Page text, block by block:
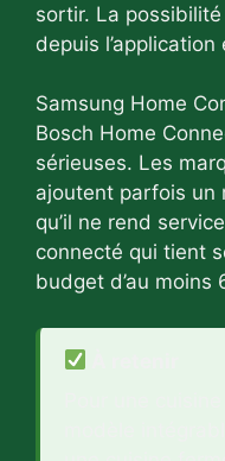
sortir. La
depuis
Samsung Home
Bosch Home
sérieuses. Les
ajoutent parfois un
qu’il ne rend
connecté qui tient
budget d’au moins